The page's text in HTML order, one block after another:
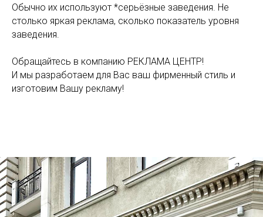
Обычно их используют *серьёзные заведения. Не
столько яркая реклама, сколько показатель уровня
заведения.
Обращайтесь в компанию РЕКЛАМА ЦЕНТР!
И мы разработаем для Вас ваш фирменный стиль и
изготовим Вашу рекламу!